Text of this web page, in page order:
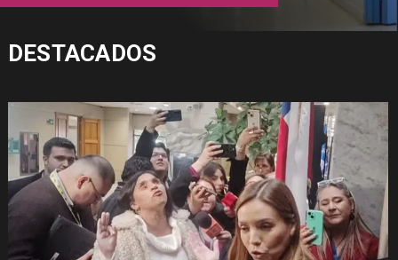
DESTACADOS